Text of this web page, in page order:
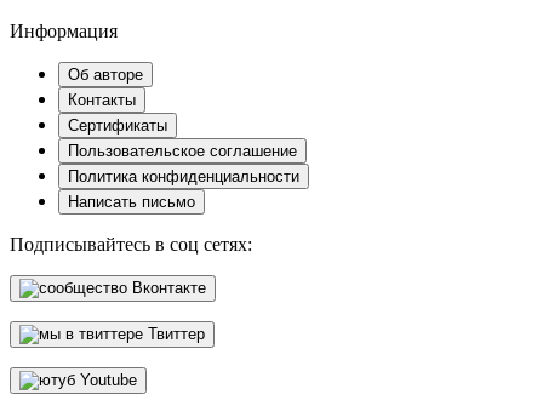
Информация
Об авторе
Контакты
Сертификаты
Пользовательское соглашение
Политика конфиденциальности
Написать письмо
Подписывайтесь в соц сетях:
Вконтакте
Твиттер
Youtube